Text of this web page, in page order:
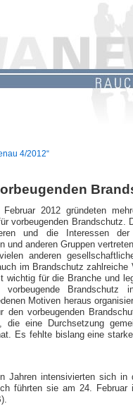
4/2012“
2012 gründeten
vorbeugenden Brandschutz.
und die Interessen der
und anderen Gruppen vertreten.
anderen
im Brandschutz zahlreiche
wichtig für die Branche und
Brandschutz
Motiven heraus
vorbeugenden
eine Durchsetzung
Es fehlte bislang eine
Jahren intensivierten sich
führten sie am 24.